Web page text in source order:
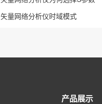
矢量网络分析仪时域模式
产品展示